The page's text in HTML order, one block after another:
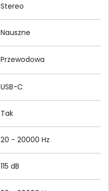
Stereo
Nauszne
Przewodowa
USB-C
Tak
20 - 20000 Hz
115 dB